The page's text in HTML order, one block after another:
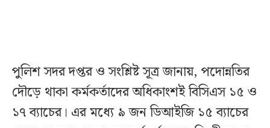
পুলিশ সদর দপ্তর ও সংশ্লিষ্ট সূত্র জানায়, পদোন্নতির
দৌড়ে থাকা কর্মকর্তাদের অধিকাংশই বিসিএস ১৫ ও
১৭ ব্যাচের। এর মধ্যে ৯ জন ডিআইজি ১৫ ব্যাচের